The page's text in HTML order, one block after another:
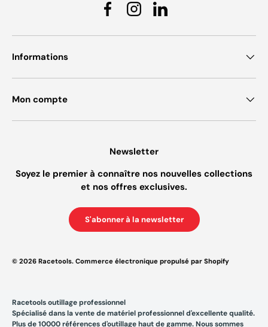
FacebookInstagramLinkedin
Informations
Mon compte
Newsletter
Soyez le premier à connaître nos nouvelles collections
et nos offres exclusives.
S'abonner à la newsletter
© 2026 Racetools. Commerce électronique propulsé par Shopify
Racetools outillage professionnel
Spécialisé dans la vente de matériel professionnel d'excellente qualité.
Plus de 10000 références d'outillage haut de gamme. Nous sommes